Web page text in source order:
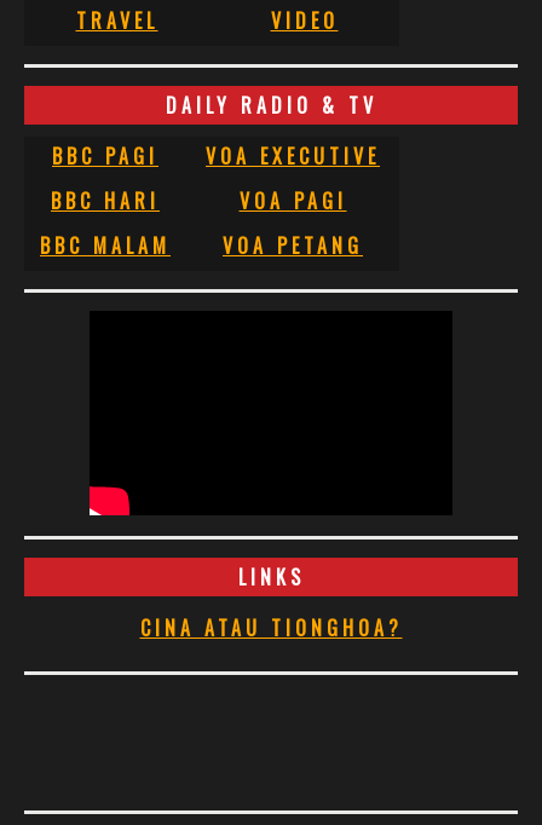
TRAVEL
VIDEO
DAILY RADIO & TV
BBC PAGI
VOA EXECUTIVE
BBC HARI
VOA PAGI
BBC MALAM
VOA PETANG
LINKS
CINA ATAU TIONGHOA?